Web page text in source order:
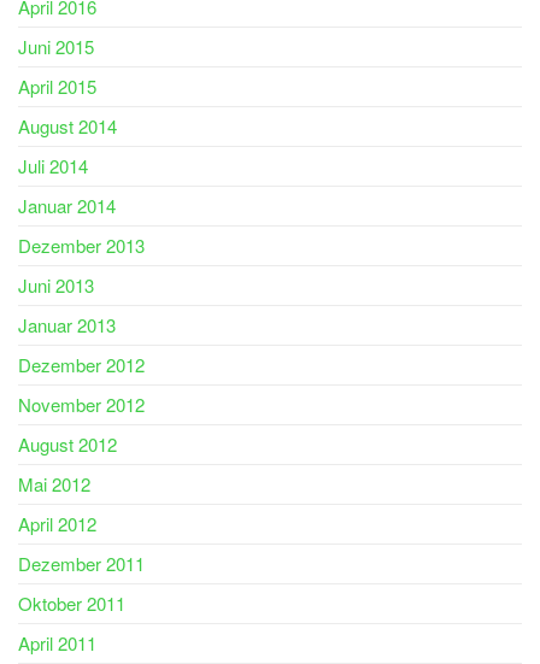
April 2016
Juni 2015
April 2015
August 2014
Juli 2014
Januar 2014
Dezember 2013
Juni 2013
Januar 2013
Dezember 2012
November 2012
August 2012
Mai 2012
April 2012
Dezember 2011
Oktober 2011
April 2011